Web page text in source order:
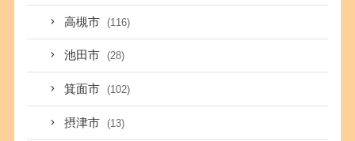
高槻市 (116)
池田市 (28)
箕面市 (102)
摂津市 (13)